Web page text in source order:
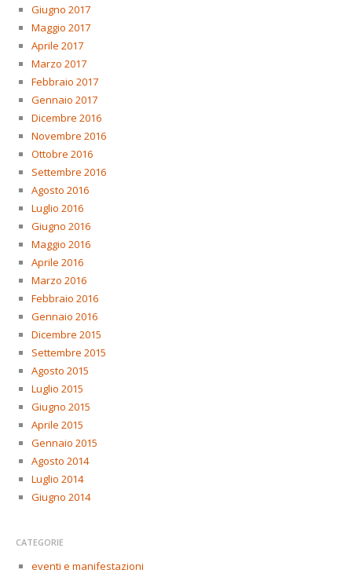
Giugno 2017
Maggio 2017
Aprile 2017
Marzo 2017
Febbraio 2017
Gennaio 2017
Dicembre 2016
Novembre 2016
Ottobre 2016
Settembre 2016
Agosto 2016
Luglio 2016
Giugno 2016
Maggio 2016
Aprile 2016
Marzo 2016
Febbraio 2016
Gennaio 2016
Dicembre 2015
Settembre 2015
Agosto 2015
Luglio 2015
Giugno 2015
Aprile 2015
Gennaio 2015
Agosto 2014
Luglio 2014
Giugno 2014
CATEGORIE
eventi e manifestazioni